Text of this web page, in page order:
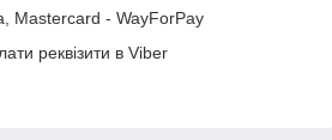
Mastercard - WayForPay
реквізити в Viber